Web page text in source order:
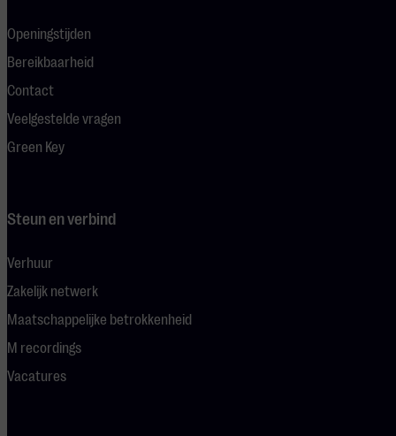
Openingstijden
Bereikbaarheid
Contact
Veelgestelde vragen
Green Key
Steun en verbind
Verhuur
Zakelijk netwerk
Maatschappelijke betrokkenheid
M recordings
Vacatures